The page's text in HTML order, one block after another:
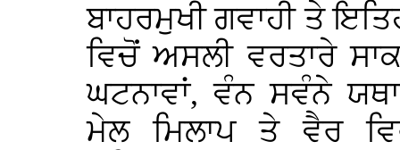
ਬਾਹਰਮੁਖੀ ਗਵਾਹੀ ਤੇ
ਵਿਚੋਂ ਅਸਲੀ ਵਰਤਾਰੇ
ਘਟਨਾਵਾਂ, ਵੰਨ ਸਵੰਨੇ
ਮੇਲ ਮਿਲਾਪ ਤੇ ਵੈਰ